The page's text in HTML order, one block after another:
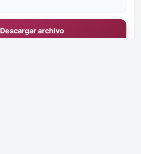
Descargar archivo